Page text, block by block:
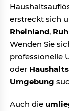
erstreckt sich
Rheinland,
Wenden Sie
professionelle
oder
Umgebung
Auch die